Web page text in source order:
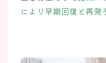
により早期回復と再発